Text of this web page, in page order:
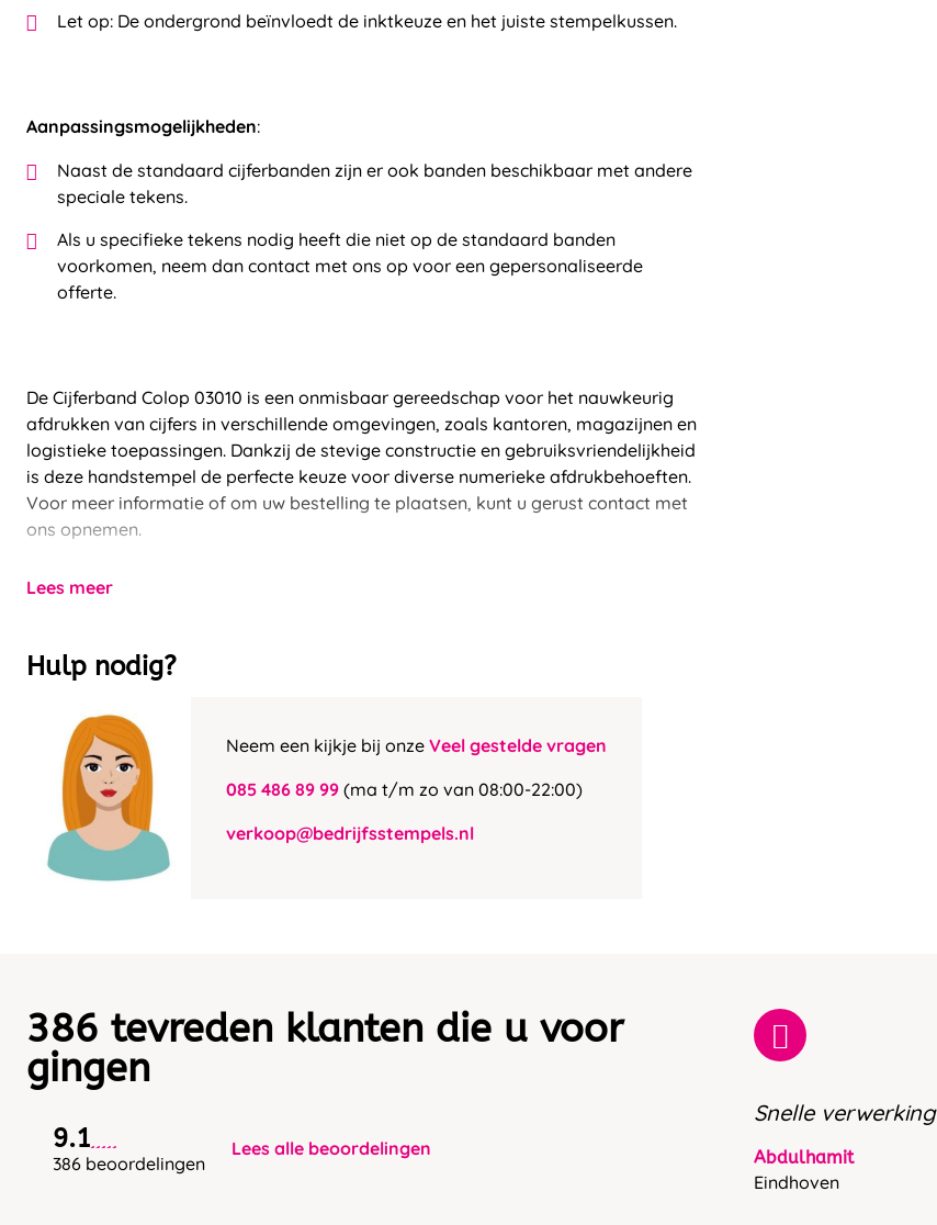
Let op: De ondergrond beïnvloedt de inktkeuze en het juiste stempelkussen.
Aanpassingsmogelijkheden:
Naast de standaard cijferbanden zijn er ook banden beschikbaar met andere
speciale tekens.
Als u specifieke tekens nodig heeft die niet op de standaard banden
voorkomen, neem dan contact met ons op voor een gepersonaliseerde
offerte.
De Cijferband Colop 03010 is een onmisbaar gereedschap voor het nauwkeurig
afdrukken van cijfers in verschillende omgevingen, zoals kantoren, magazijnen en
logistieke toepassingen. Dankzij de stevige constructie en gebruiksvriendelijkheid
is deze handstempel de perfecte keuze voor diverse numerieke afdrukbehoeften.
Voor meer informatie of om uw bestelling te plaatsen, kunt u gerust contact met
ons opnemen.
Lees meer
Hulp nodig?
Neem een kijkje bij onze Veel gestelde vragen
085 486 89 99 (ma t/m zo van 08:00-22:00)
verkoop@bedrijfsstempels.nl
386 tevreden klanten die u voor
gingen
9.1
386 beoordelingen
Lees alle beoordelingen
Snelle verwerking
Abdulhamit
Eindhoven